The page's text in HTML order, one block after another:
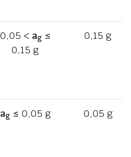
0,05 < ag≤
0,15 g
0,15 g
ag≤ 0,05 g 0,05 g